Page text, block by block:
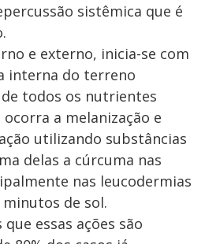
sistêmica que é
e externo, inicia-se com
interna do terreno
todos os nutrientes
a melanização e
utilizando substâncias
delas a cúrcuma nas
nas leucodermias
de sol.
essas ações são